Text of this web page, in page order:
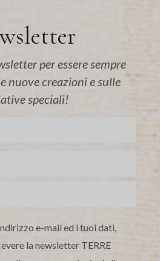
per essere sempre
nuove creazioni e sulle
speciali!
e-mail ed i tuoi dati,
la newsletter TERRE